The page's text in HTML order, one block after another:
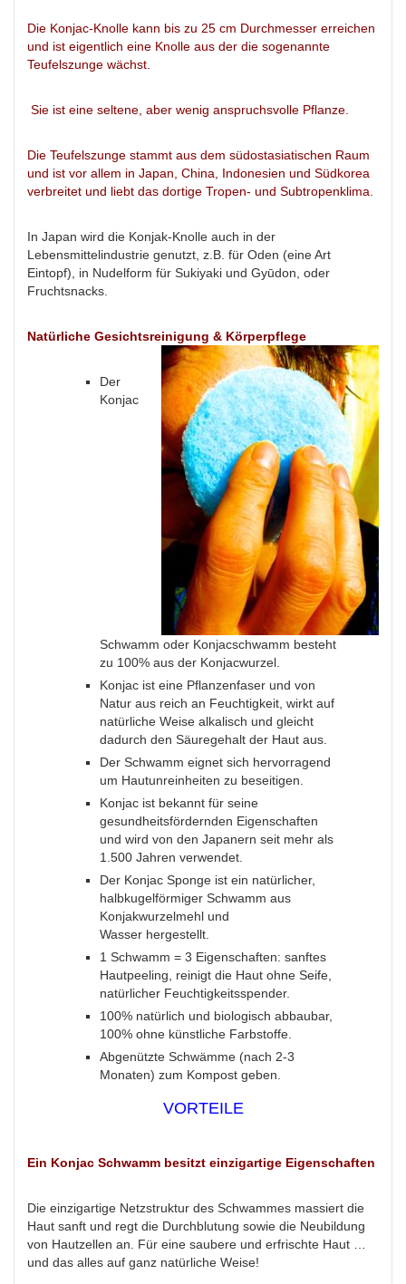
Die Konjac-Knolle kann bis zu 25 cm Durchmesser erreichen
und ist eigentlich eine Knolle aus der die sogenannte
Teufelszunge wächst.
Sie ist eine seltene, aber wenig anspruchsvolle Pflanze.
Die Teufelszunge stammt aus dem südostasiatischen Raum
und ist vor allem in Japan, China, Indonesien und Südkorea
verbreitet und liebt das dortige Tropen- und Subtropenklima.
In Japan wird die Konjak-Knolle auch in der
Lebensmittelindustrie genutzt, z.B. für Oden (eine Art
Eintopf), in Nudelform für Sukiyaki und Gyūdon, oder
Fruchtsnacks.
Natürliche Gesichtsreinigung & Körperpflege
Der
Konjac
Schwamm oder Konjacschwamm besteht
zu 100% aus der Konjacwurzel.
Konjac ist eine Pflanzenfaser und von
Natur aus reich an Feuchtigkeit, wirkt auf
natürliche Weise alkalisch und gleicht
dadurch den Säuregehalt der Haut aus.
Der Schwamm eignet sich hervorragend
um Hautunreinheiten zu beseitigen.
Konjac ist bekannt für seine
gesundheitsfördernden Eigenschaften
und wird von den Japanern seit mehr als
1.500 Jahren verwendet.
Der Konjac Sponge ist ein natürlicher,
halbkugelförmiger Schwamm aus
Konjakwurzelmehl und
Wasser hergestellt.
1 Schwamm = 3 Eigenschaften: sanftes
Hautpeeling, reinigt die Haut ohne Seife,
natürlicher Feuchtigkeitsspender.
100% natürlich und biologisch abbaubar,
100% ohne künstliche Farbstoffe.
Abgenützte Schwämme (nach 2-3
Monaten) zum Kompost geben.
VORTEILE
Ein Konjac Schwamm besitzt einzigartige Eigenschaften
Die einzigartige Netzstruktur des Schwammes massiert die
Haut sanft und regt die Durchblutung sowie die Neubildung
von Hautzellen an. Für eine saubere und erfrischte Haut …
und das alles auf ganz natürliche Weise!